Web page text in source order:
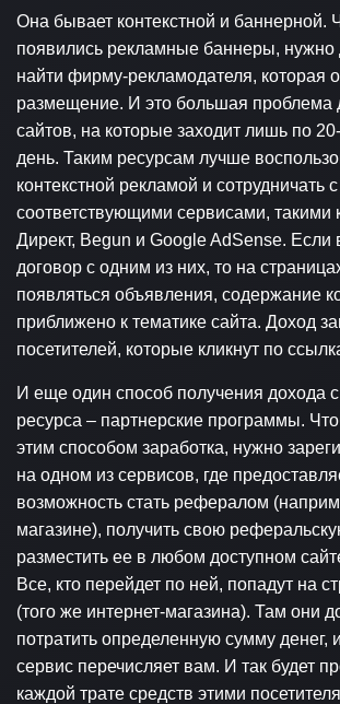
Она бывает контекстной и баннерной.
появились рекламные баннеры, нужно
найти фирму-рекламодателя, которая
размещение. И это большая проблема
сайтов, на которые заходит лишь по
день. Таким ресурсам лучше
контекстной рекламой и сотрудничать с
соответствующими сервисами, такими
Директ, Begun и Google AdSense. Если
договор с одним из них, то на
появляться объявления, содержание
приближено к тематике сайта. Доход
посетителей, которые кликнут по
И еще один способ получения дохода с
ресурса – партнерские программы.
этим способом заработка, нужно
на одном из сервисов, где
возможность стать рефералом
магазине), получить свою
разместить ее в любом доступном
Все, кто перейдет по ней, попадут на
(того же интернет-магазина). Там они
потратить определенную сумму денег,
сервис перечисляет вам. И так будет
каждой трате средств этими